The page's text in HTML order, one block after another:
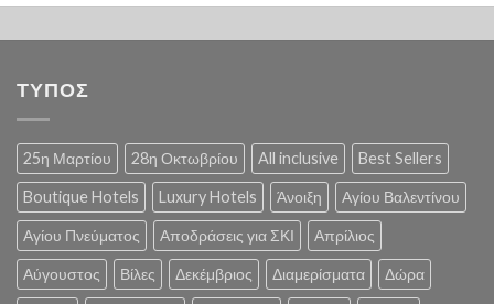
ΤΥΠΟΣ
25η Μαρτίου 28η Οκτωβρίου All inclusive Best Sellers
Boutique Hotels Luxury Hotels Άνοιξη Αγίου Βαλεντίνου
Αγίου Πνεύματος Αποδράσεις για ΣΚΙ Απρίλιος
Αύγουστος Βίλες Δεκέμβριος Διαμερίσματα Δώρα